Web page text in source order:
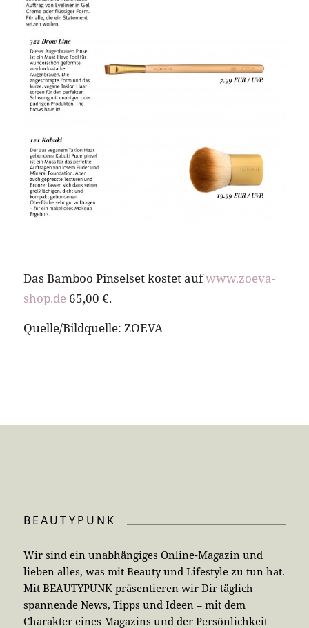
Das Bamboo Pinselset kostet aufwww.zoeva-
shop.de 65,00 €.
Quelle/Bildquelle: ZOEVA
BEAUTYPUNK
Wir sind ein unabhängiges Online-Magazin und
lieben alles, was mit Beauty und Lifestyle zu tun hat.
Mit BEAUTYPUNK präsentieren wir Dir täglich
spannende News, Tipps und Ideen – mit dem
Charakter eines Magazins und der Persönlichkeit